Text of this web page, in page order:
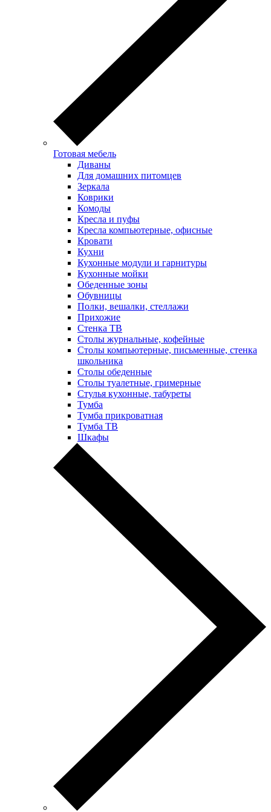
Готовая мебель
Диваны
Для домашних питомцев
Зеркала
Коврики
Комоды
Кресла и пуфы
Кресла компьютерные, офисные
Кровати
Кухни
Кухонные модули и гарнитуры
Кухонные мойки
Обеденные зоны
Обувницы
Полки, вешалки, стеллажи
Прихожие
Стенка ТВ
Столы журнальные, кофейные
Столы компьютерные, письменные, стенка
школьника
Столы обеденные
Столы туалетные, гримерные
Стулья кухонные, табуреты
Тумба
Тумба прикроватная
Тумба ТВ
Шкафы